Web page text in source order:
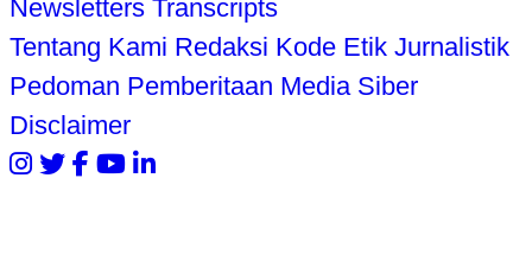
Newsletters Transcripts
Tentang Kami Redaksi Kode Etik Jurnalistik
Pedoman Pemberitaan Media Siber
Disclaimer